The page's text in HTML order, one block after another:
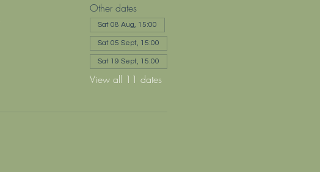
Other dates
Sat 08 Aug, 15:00
Sat 05 Sept, 15:00
Sat 19 Sept, 15:00
View all 11 dates